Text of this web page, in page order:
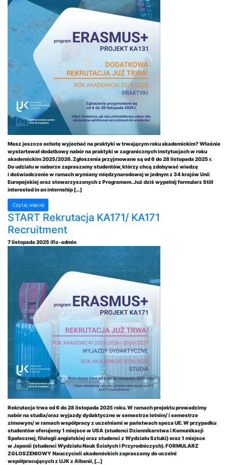
Masz jeszcze ochotę wyjechać na praktyki w trwającym roku akademickim? Właśnie
wystartował dodatkowy nabór na praktyki w zagranicznych instytucjach w roku
akademickim 2025/2026. Zgłoszenia przyjmowane są od 6 do 28 listopada 2025 r.
Do udziału w naborze zapraszamy studentów, którzy chcą zdobywać wiedzę
i doświadczenie w ramach wymiany międzynarodowej w jednym z 34 krajów Unii
Europejskiej oraz stowarzyszonych z Programem. Już dziś wypełnij formularz Still
interested in an internship […]
Czytaj więcej
START Rekrutacja KA171/ KA171
Recruitment
7 listopada 2025ifiz-admin
Rekrutacja trwa od 6 do 28 listopada 2025 roku. W ramach projektu prowadzimy
nabór na studia/oraz wyjazdy dydaktyczne w semestrze letnim/ i semestrze
zimowym/ w ramach współpracy z uczelniami w państwach spoza UE. W przypadku
studentów oferujemy 1 miejsce w USA (studenci Dziennikarstwa i Komunikacji
Społecznej, filologii angielskiej oraz studenci z Wydziału Sztuki) oraz 1 miejsce
w Japonii (studenci Wydziału Nauk Ścisłych i Przyrodniczych). FORMULARZ
ZGŁOSZENIOWY Nauczycieli akademickich zapraszamy do uczelni
współpracujących z UJK z Albanii, […]